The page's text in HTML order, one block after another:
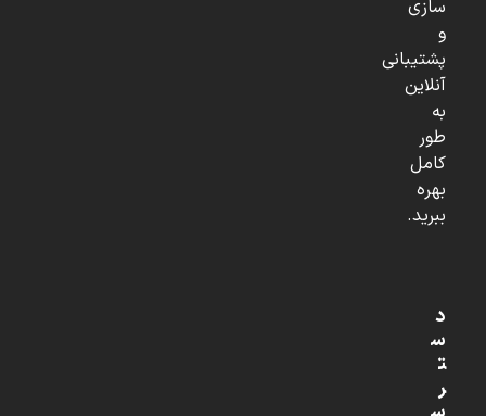
سازی
و
پشتیبانی
آنلاین
به
طور
کامل
بهره
ببرید.
د
س
ت
ر